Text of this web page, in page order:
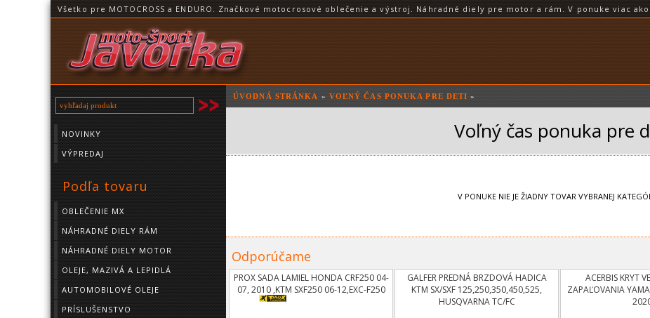
Všetko pre MOTOCROSS a ENDURO. Značkové motocrosové oblečenie a výstroj. Náhradné diely pre motor a rám. V ponuke viac
NOVINKY
VÝPREDAJ
Podľa tovaru
OBLEČENIE MX
NÁHRADNÉ DIELY RÁM
NÁHRADNÉ DIELY MOTOR
OLEJE, MAZIVÁ A LEPIDLÁ
AUTOMOBILOVÉ OLEJE
PRÍSLUŠENSTVO
ÚVODNÁ STRÁNKA » VOĽNÝ ČAS PONUKA PRE DETI »
Voľný čas ponuka pre
V PONUKE NIE JE ŽIADNY TOVAR VYBRANEJ
Odporúčame
PROX SADA LAMIEL HONDA CRF250 04-
07, 2010 ,KTM SXF250 06-12,EXC-F250
GALFER PREDNÁ BRZDOVÁ HADICA
KTM SX/SXF 125,250,350,450,525,
HUSQVARNA TC/FC
ACERBIS KRYT
ZAPAĽOVANIA